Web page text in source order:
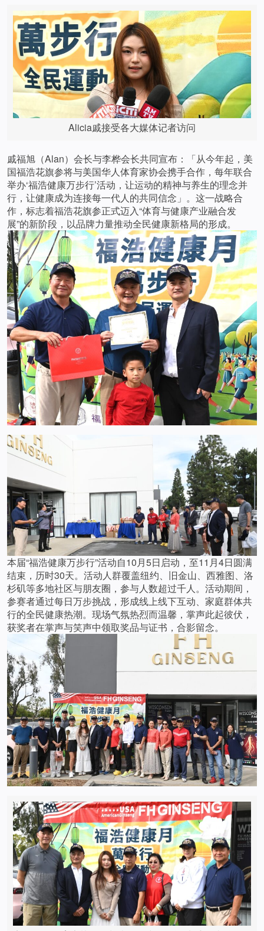
Alicia戚接受各大媒体记者访问
戚福旭（Alan）会长与李桦会长共同宣布：「从今年起，美
国福浩花旗参将与美国华人体育家协会携手合作，每年联合
举办‘福浩健康万步行’活动，让运动的精神与养生的理念并
行，让健康成为连接每一代人的共同信念」。这一战略合
作，标志着福浩花旗参正式迈入“体育与健康产业融合发
展”的新阶段，以品牌力量推动全民健康新格局的形成。
本届“福浩健康万步行”活动自10月5日启动，至11月4日圆满
结束，历时30天。活动人群覆盖纽约、旧金山、西雅图、洛
杉矶等多地社区与朋友圈，参与人数超过千人。活动期间，
参赛者通过每日万步挑战，形成线上线下互动、家庭群体共
行的全民健康热潮。现场气氛热烈而温馨，掌声此起彼伏，
获奖者在掌声与笑声中领取奖品与证书，合影留念。